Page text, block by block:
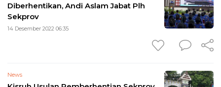
Diberhentikan, Andi Aslam Jabat Plh
Sekprov
14 Desember 2022 06:35
News